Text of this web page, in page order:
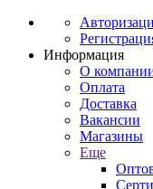
Информация
О
Оплата
Доставка
Вакансии
Магазины
Еще